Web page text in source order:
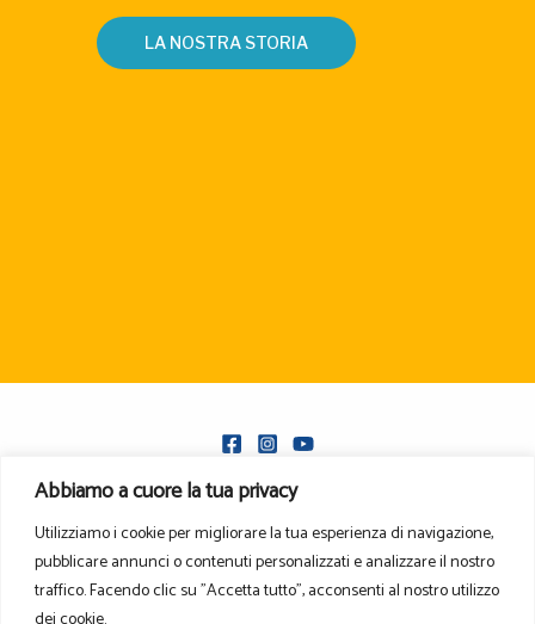
Abbiamo a cuore la tua privacy
Utilizziamo i cookie per migliorare la tua esperienza di navigazione,
pubblicare annunci o contenuti personalizzati e analizzare il nostro
traffico. Facendo clic su "Accetta tutto", acconsenti al nostro utilizzo
LA NOSTRA STORIA
Privacy Policy